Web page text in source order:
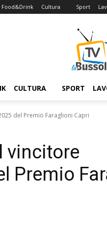
Food&Drink Cultura Sport
CULTURA SPORT
del Premio Faraglioni Capri
vincitore
Premio